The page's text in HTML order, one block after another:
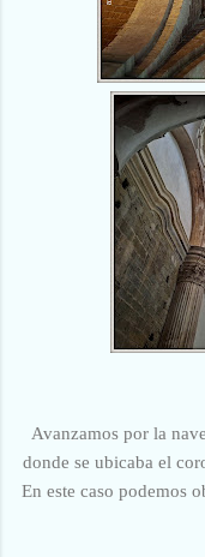
Avanzamos por la
donde se ubicaba el
En este caso podemos